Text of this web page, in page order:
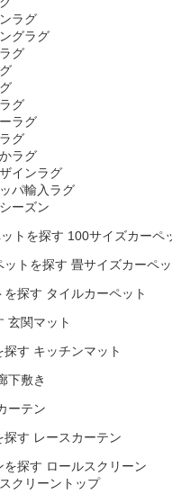
ラグ
グラグ
グ
グ
ラグ
グ
ラグ
インラグ
パ輸入ラグ
ーズン
100サイズカーペ
畳サイズカーペッ
タイルカーペット
玄関マット
キッチンマット
下敷き
ーテン
レースカーテン
ロールスクリーン
クリーントップ